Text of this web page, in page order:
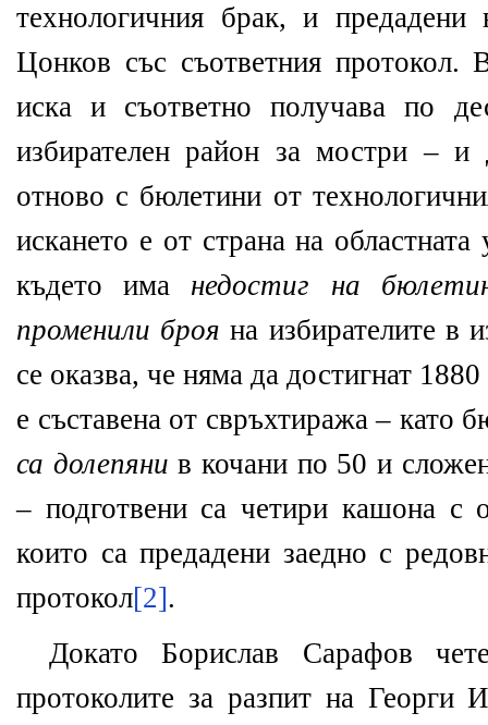
технологичния брак, и
Цонков със съответния
иска и съответно получава по
избирателен район за мостри – и
отново с бюлетини от
искането е от страна на
където има недостиг на
променили броя на избирателите в
се оказва, че няма да достигнат
е съставена от свръхтиража – като
са долепяни в кочани по 50 и
– подготвени са четири кашона с
които са предадени заедно с
протокол[2].
Докато Борислав Сарафов
протоколите за разпит на Георги